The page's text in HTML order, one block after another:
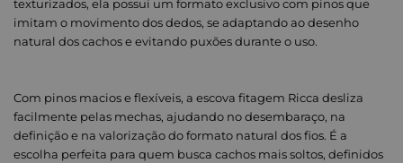
texturizados, ela possui um formato exclusivo com pinos que
imitam o movimento dos dedos, se adaptando ao desenho
natural dos cachos e evitando puxões durante o uso.
Com pinos macios e flexíveis, a escova fitagem Ricca desliza
facilmente pelas mechas, ajudando no desembaraço, na
definição e na valorização do formato natural dos fios. É a
escolha perfeita para quem busca cachos mais soltos, definidos